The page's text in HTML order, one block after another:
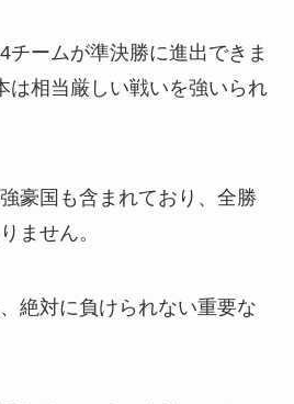
チームが準決勝に進出できま
は相当厳しい戦いを強いられ
豪国も含まれており、全勝
ません。
絶対に負けられない重要な